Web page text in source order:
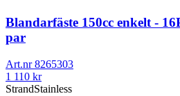
Blandarfäste 150cc enkelt -
par
Art.nr8265303
1 110 kr
StrandStainless